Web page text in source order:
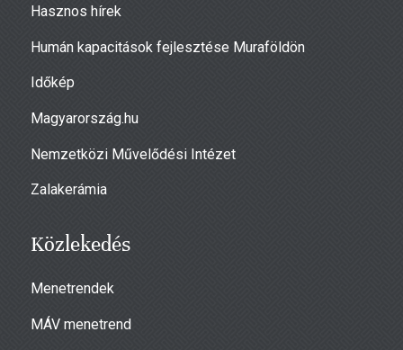
Hasznos hírek
Humán kapacitások fejlesztése Muraföldön
Időkép
Magyarország.hu
Nemzetközi Művelődési Intézet
Zalakerámia
Közlekedés
Menetrendek
MÁV menetrend